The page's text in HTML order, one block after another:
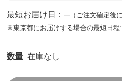
最短お届け日：─（ご注文確定後
※東京都にお届けする場合の最短日程
数量 在庫なし